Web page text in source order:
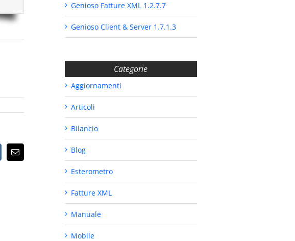
Email
Genioso Fatture XML 1.2.7.7
Genioso Client & Server 1.7.1.3
Categorie
Aggiornamenti
Articoli
Bilancio
Blog
Esterometro
Fatture XML
Manuale
Mobile